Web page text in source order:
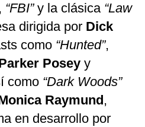
“FBI” y la clásica “Law
dirigida por Dick
como “Hunted”,
Posey y
como “Dark Woods”
Raymund,
en desarrollo por